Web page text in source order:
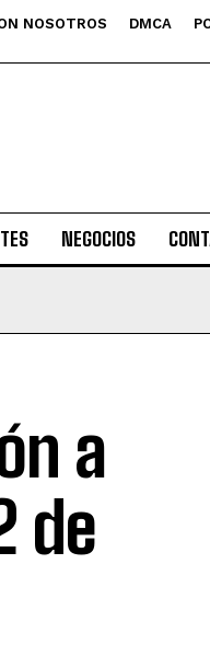
NOSOTROS DMCA
NEGOCIOS
a
de